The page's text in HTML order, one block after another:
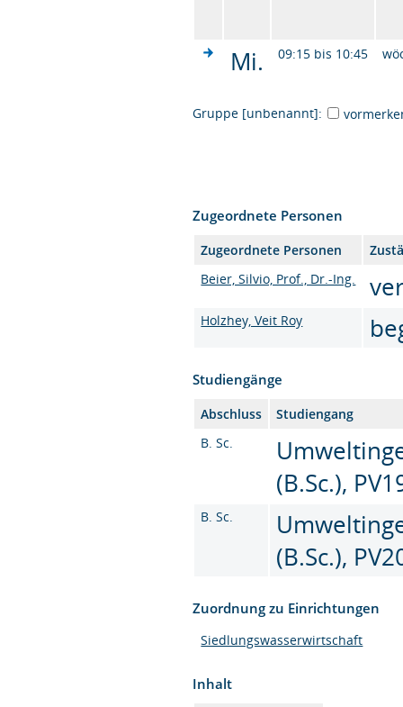
Mi. 09:15 bis 10:45
Gruppe [unbenannt]:
Zugeordnete Personen
Zugeordnete Personen
Beier, Silvio, Prof., Dr.-Ing.
Holzhey, Veit Roy
Studiengänge
Abschluss
Studiengang
B. Sc.
(B.Sc.),
B. Sc.
(B.Sc.),
Zuordnung zu Einrichtungen
Siedlungswasserwirtschaft
Inhalt